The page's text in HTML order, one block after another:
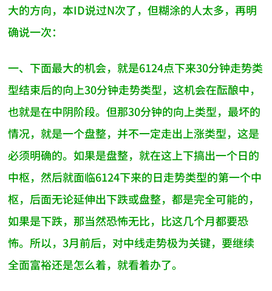
大的方向，本ID说过N次了，但糊涂的人太多，再明
确说一次：
一、下面最大的机会，就是6124点下来30分钟走势类
型结束后的向上30分钟走势类型，这机会在酝酿中，
也就是在中阴阶段。但那30分钟的向上类型，最坏的
情况，就是一个盘整，并不一定走出上涨类型，这是
必须明确的。如果是盘整，就在这上下搞出一个日的
中枢，然后就面临6124下来的日走势类型的第一个中
枢，后面无论延伸出下跌或盘整，都是完全可能的，
如果是下跌，那当然恐怖无比，比这几个月都要恐
怖。所以，3月前后，对中线走势极为关键，要继续
全面富裕还是怎么着，就看着办了。